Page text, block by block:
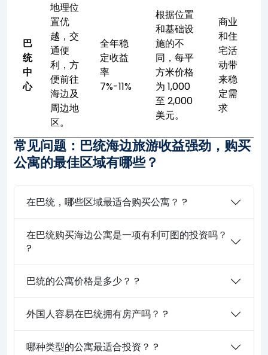
巴
统
中
心
地理位
置优
越，交
通便
利，方
便前往
海边及
周边地
区。
全年稳
定收益
率
7%-11%
根据位置
和基础设
施的不
同，每平
方米价格
为 1,000
至 2,000
美元。
商业
和住
宅活
动带
来稳
定需
求
常见问题：巴统海边旅游收益强劲，购买
公寓的最佳区域有哪些？
在巴统，哪些区域最适合购买公寓？ ?
在巴统购买海边公寓是一项有利可图的投资吗？
?
巴统的公寓价格是多少？ ?
外国人容易在巴统拥有房产吗？ ?
哪种类型的公寓最适合投资？ ?